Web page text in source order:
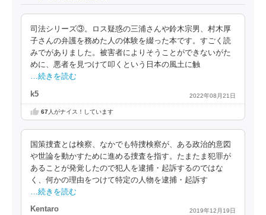
司法シリーズ③。ロス疑惑の三浦さんや鈴木宗男、村木厚
子さんの弁護を務めた人の体験を綴った本です。すごく読
みでがありました。被害者によりそうことができないがた
めに、悪者を見つけて叩くという日本の風土に触
…続きを読む
k5 2022年08月21日
67人がナイス！しています
国策捜査とは検察、なかでも特捜検察が、ある政治的意図
や世論を動かすために進める捜査を指す。たまたま犯罪が
あることが発覚したので犯人を逮捕・起訴するのではな
く、何かの理由をつけて特定の人物を逮捕・起訴す
…続きを読む
Kentaro 2019年12月19日